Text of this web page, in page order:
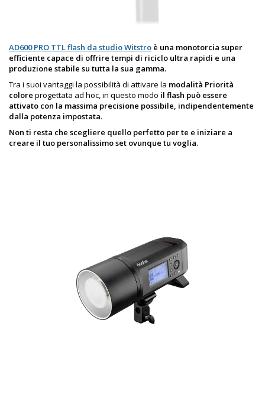
AD600 PRO TTL flash da studio Witstro è una monotorcia super
efficiente capace di offrire tempi di riciclo ultra rapidi e una
produzione stabile su tutta la sua gamma.
Tra i suoi vantaggi la possibilità di attivare la modalità Priorità
colore progettata ad hoc, in questo modo il flash può essere
attivato con la massima precisione possibile, indipendentemente
dalla potenza impostata.
Non ti resta che scegliere quello perfetto per te e iniziare a
creare il tuo personalissimo set ovunque tu voglia.